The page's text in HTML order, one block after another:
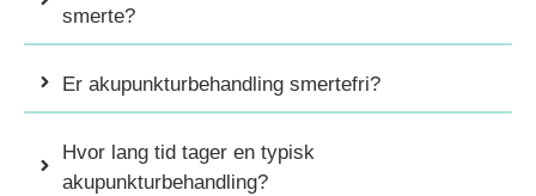
smerte?
Er akupunkturbehandling smertefri?
Hvor lang tid tager en typisk
akupunkturbehandling?